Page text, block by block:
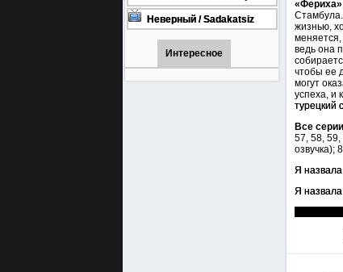
турецкий сериал смотреть
онлайн на русском языке
Неверный / Sadakatsiz
Все серии турецкий сериал
смотреть онлайн на
русском языке
Интересное
«Фериха»
Стамбула.
жизнью,
меняется,
ведь она
чтобы ее
могут
успеха, и
турецкий
Все
57, 58, 59,
озвучка);
Я
Я